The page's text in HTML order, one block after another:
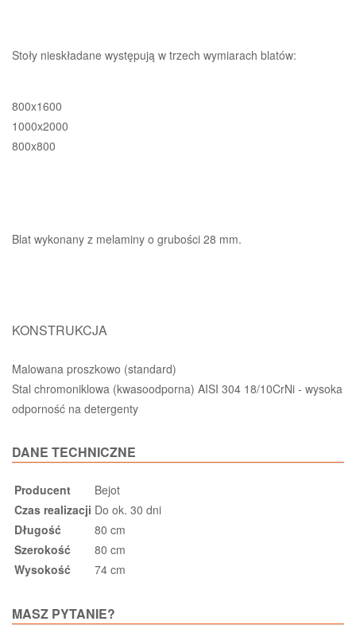
Stoły nieskładane występują w trzech wymiarach blatów:
800x1600
1000x2000
800x800
Blat wykonany z melaminy o grubości 28 mm.
KONSTRUKCJA
Malowana proszkowo (standard)
Stal chromoniklowa (kwasoodporna) AISI 304 18/10CrNi - wysoka
odporność na detergenty
DANE TECHNICZNE
Producent
Bejot
Czas realizacji Do ok. 30 dni
Długość
80 cm
Szerokość
80 cm
Wysokość
74 cm
MASZ PYTANIE?